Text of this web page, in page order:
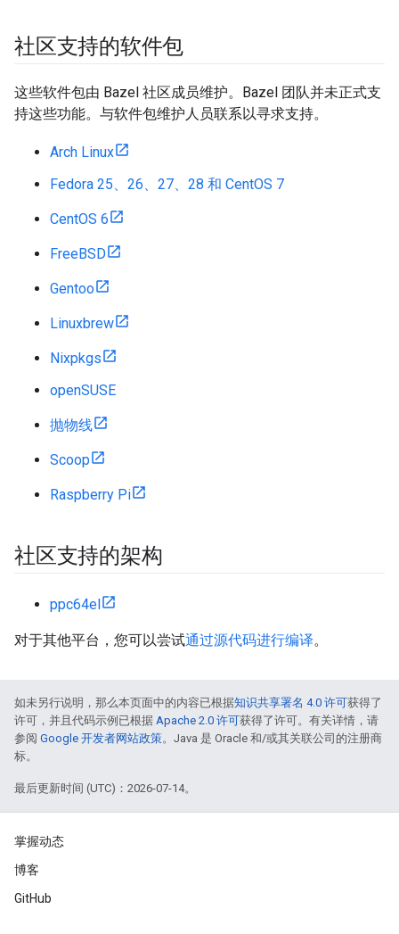
社区支持的软件包
这些软件包由 Bazel 社区成员维护。Bazel 团队并未正式支
持这些功能。与软件包维护人员联系以寻求支持。
Arch Linux
Fedora 25、26、27、28 和 CentOS 7
CentOS 6
FreeBSD
Gentoo
Linuxbrew
Nixpkgs
openSUSE
抛物线
Scoop
Raspberry Pi
社区支持的架构
ppc64el
对于其他平台，您可以尝试通过源代码进行编译。
如未另行说明，那么本页面中的内容已根据知识共享署名 4.0 许可获得了
许可，并且代码示例已根据 Apache 2.0 许可获得了许可。有关详情，请
参阅 Google 开发者网站政策。Java 是 Oracle 和/或其关联公司的注册商
标。
最后更新时间 (UTC)：2026-07-14。
掌握动态
博客
GitHub